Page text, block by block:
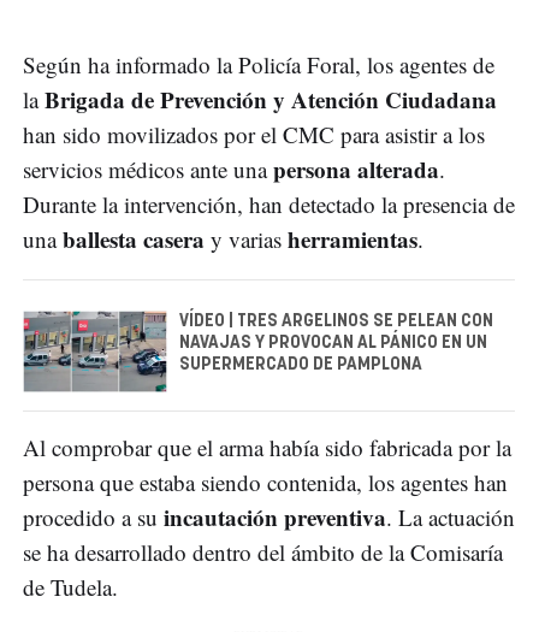
Según ha informado la Policía Foral, los agentes de
laBrigada de Prevención y Atención Ciudadana
han sido movilizados por el CMC para asistir a los
servicios médicos ante unapersona alterada.
Durante la intervención, han detectado la presencia de
unaballesta casera y varias herramientas.
VÍDEO | TRES ARGELINOS SE PELEAN CON
NAVAJAS Y PROVOCAN AL PÁNICO EN UN
SUPERMERCADO DE PAMPLONA
Al comprobar que el arma había sido fabricada por la
persona que estaba siendo contenida, los agentes han
procedido a su incautación preventiva. La actuación
se ha desarrollado dentro del ámbito de la Comisaría
de Tudela.